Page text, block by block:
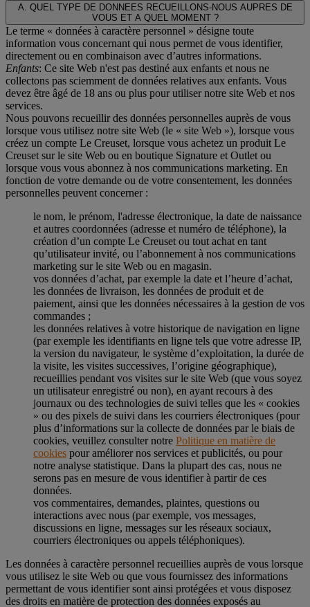
A. QUEL TYPE DE DONNEES RECUEILLONS-NOUS AUPRES DE
VOUS ET A QUEL MOMENT ?
Le terme « données à caractère personnel » désigne toute
information vous concernant qui nous permet de vous identifier,
directement ou en combinaison avec d’autres informations.
Enfants: Ce site Web n'est pas destiné aux enfants et nous ne
collectons pas sciemment de données relatives aux enfants. Vous
devez être âgé de 18 ans ou plus pour utiliser notre site Web et nos
services.
Nous pouvons recueillir des données personnelles auprès de vous
lorsque vous utilisez notre site Web (le « site Web »), lorsque vous
créez un compte Le Creuset, lorsque vous achetez un produit Le
Creuset sur le site Web ou en boutique Signature et Outlet ou
lorsque vous vous abonnez à nos communications marketing. En
fonction de votre demande ou de votre consentement, les données
personnelles peuvent concerner :
le nom, le prénom, l'adresse électronique, la date de naissance
et autres coordonnées (adresse et numéro de téléphone), la
création d’un compte Le Creuset ou tout achat en tant
qu’utilisateur invité, ou l’abonnement à nos communications
marketing sur le site Web ou en magasin.
vos données d’achat, par exemple la date et l’heure d’achat,
les données de livraison, les données de produit et de
paiement, ainsi que les données nécessaires à la gestion de vos
commandes ;
les données relatives à votre historique de navigation en ligne
(par exemple les identifiants en ligne tels que votre adresse IP,
la version du navigateur, le système d’exploitation, la durée de
la visite, les visites successives, l’origine géographique),
recueillies pendant vos visites sur le site Web (que vous soyez
un utilisateur enregistré ou non), en ayant recours à des
journaux ou des technologies de suivi telles que les « cookies
» ou des pixels de suivi dans les courriers électroniques (pour
plus d’informations sur la collecte de données par le biais de
cookies, veuillez consulter notre Politique en matière de
cookies pour améliorer nos services et publicités, ou pour
notre analyse statistique. Dans la plupart des cas, nous ne
serons pas en mesure de vous identifier à partir de ces
données.
vos commentaires, demandes, plaintes, questions ou
interactions avec nous (par exemple, vos messages,
discussions en ligne, messages sur les réseaux sociaux,
courriers électroniques ou appels téléphoniques).
Les données à caractère personnel recueillies auprès de vous lorsque
vous utilisez le site Web ou que vous fournissez des informations
permettant de vous identifier sont ainsi protégées et vous disposez
des droits en matière de protection des données exposés au